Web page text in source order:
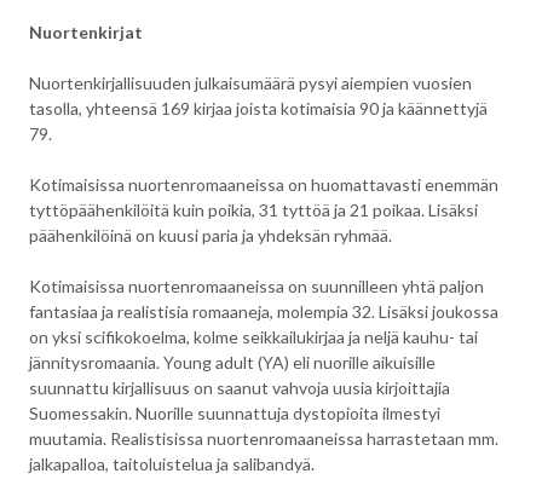
Nuortenkirjat
Nuortenkirjallisuuden julkaisumäärä pysyi aiempien vuosien
tasolla, yhteensä 169 kirjaa joista kotimaisia 90 ja käännettyjä
79.
Kotimaisissa nuortenromaaneissa on huomattavasti enemmän
tyttöpäähenkilöitä kuin poikia, 31 tyttöä ja 21 poikaa. Lisäksi
päähenkilöinä on kuusi paria ja yhdeksän ryhmää.
Kotimaisissa nuortenromaaneissa on suunnilleen yhtä paljon
fantasiaa ja realistisia romaaneja, molempia 32. Lisäksi joukossa
on yksi scifikokoelma, kolme seikkailukirjaa ja neljä kauhu- tai
jännitysromaania. Young adult (YA) eli nuorille aikuisille
suunnattu kirjallisuus on saanut vahvoja uusia kirjoittajia
Suomessakin. Nuorille suunnattuja dystopioita ilmestyi
muutamia. Realistisissa nuortenromaaneissa harrastetaan mm.
jalkapalloa, taitoluistelua ja salibandyä.